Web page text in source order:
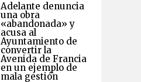
Adelante denuncia
una obra
«abandonada» y
acusa al
Ayuntamiento de
convertir la
Avenida de Francia
en un ejemplo de
mala gestión